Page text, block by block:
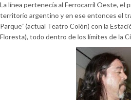
La línea pertenecía al Ferrocarril Oeste, el
territorio argentino y en ese entonces el
Parque” (actual Teatro Colón) con la
Floresta), todo dentro de los límites de la